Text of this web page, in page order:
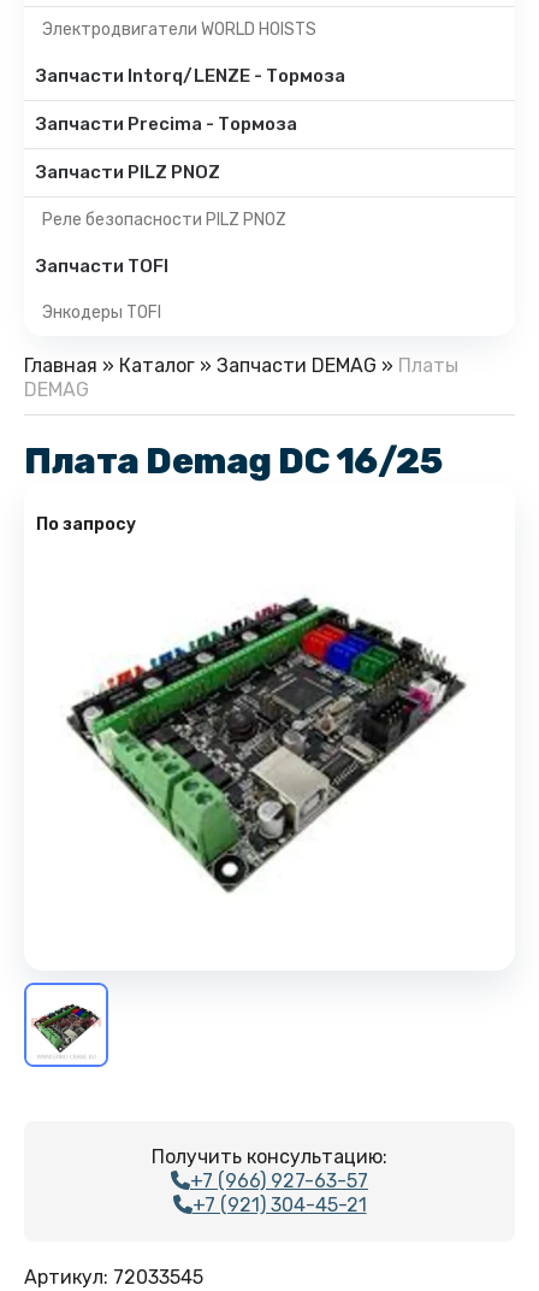
Электродвигатели WORLD HOISTS
Запчасти Intorq/LENZE - Тормоза
Запчасти Precima - Тормоза
Запчасти PILZ PNOZ
Реле безопасности PILZ PNOZ
Запчасти TOFI
Энкодеры TOFI
Главная » Каталог » Запчасти DEMAG » Платы
DEMAG
Плата Demag DC 16/25
По запросу
Получить консультацию:
+7 (966) 927-63-57
+7 (921) 304-45-21
Артикул: 72033545